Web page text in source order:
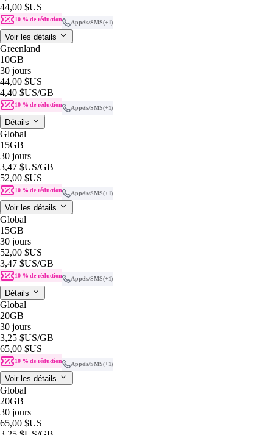
44,00 $US
10 % de réduction Appels/SMS(+1)
Voir les détails
Greenland
10GB
30 jours
44,00 $US
4,40 $US/GB
10 % de réduction Appels/SMS(+1)
Détails
Global
15GB
30 jours
3,47 $US/GB
52,00 $US
10 % de réduction Appels/SMS(+1)
Voir les détails
Global
15GB
30 jours
52,00 $US
3,47 $US/GB
10 % de réduction Appels/SMS(+1)
Détails
Global
20GB
30 jours
3,25 $US/GB
65,00 $US
10 % de réduction Appels/SMS(+1)
Voir les détails
Global
20GB
30 jours
65,00 $US